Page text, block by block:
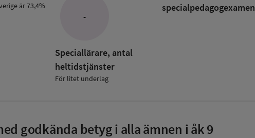
är 73,4%
-
Speciallärare, antal
heltidstjänster
För litet underlag
specialpedagog­examen
godkända betyg i alla ämnen i åk 9